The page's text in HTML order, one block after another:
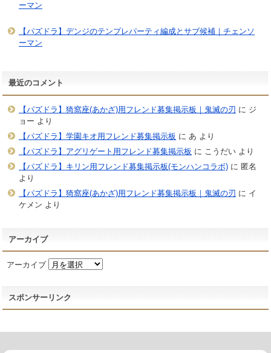
ーマン
【パズドラ】デンジのテンプレパーティ編成とサブ候補｜チェンソ
ーマン
最近のコメント
【パズドラ】猗窩座(あかざ)用フレンド募集掲示板｜鬼滅の刃 に ジ
ョー より
【パズドラ】学園キオ用フレンド募集掲示板 に あ より
【パズドラ】アグリゲート用フレンド募集掲示板 に こうだいより
【パズドラ】キリン用フレンド募集掲示板(モンハンコラボ)に 匿名
より
【パズドラ】猗窩座(あかざ)用フレンド募集掲示板｜鬼滅の刃 に イ
ケメン より
アーカイブ
アーカイブ
スポンサーリンク